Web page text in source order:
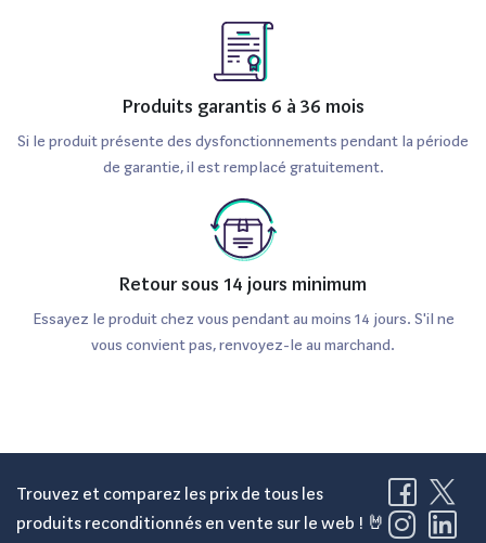
Produits garantis 6 à 36 mois
Si le produit présente des dysfonctionnements pendant la période
de garantie, il est remplacé gratuitement.
Retour sous 14 jours minimum
Essayez le produit chez vous pendant au moins 14 jours. S'il ne
vous convient pas, renvoyez-le au marchand.
Trouvez et comparez les prix de tous les
produits reconditionnés en vente sur le web ! 🤘